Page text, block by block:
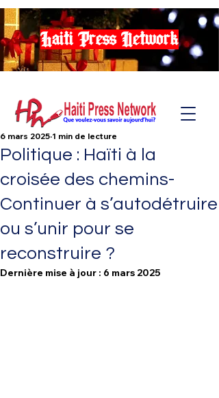
Haiti Press Network
Politique : Haïti à la
croisée des chemins-
Continuer à s’autodétruire
ou s’unir pour se
reconstruire ?
6 mars 2025 1 min de lecture
Dernière mise à jour : 6 mars 2025